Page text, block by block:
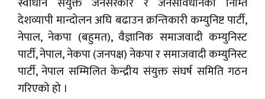
देशव्यापी मान्दोलन अघि बढाउन क्रन्तिकारी कम्युनिष्ट पार्टी,
नेपाल, नेकपा (बहुमत), वैज्ञानिक समाजवादी कम्युनिस्ट
पार्टी, नेपाल, नेकपा (जनपक्ष) नेकपा र समाजवादी कम्युनिस्ट
पार्टी, नेपाल सम्मिलित केन्द्रीय संयुक्त संघर्ष समिति गठन
गरिएको हो ।